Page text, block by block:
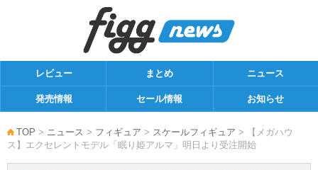
レビュー まとめ ニュース
発売情報 セール情報 お知らせ
TOP > ニュース > フィギュア > スケールフィギュア > 【メガハウ
ス】エクセレントモデル「眠り姫アルマ」明日より受注開始